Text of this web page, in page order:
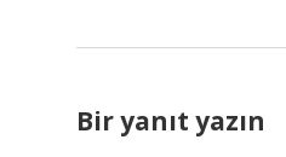
Bir yanıt yazın